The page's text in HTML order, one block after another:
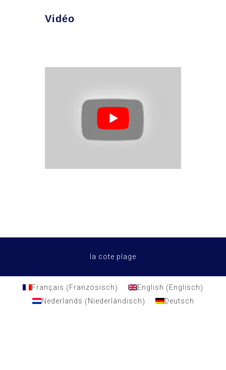
Vidéo
la cote plage
Français (Französisch) English (Englisch)
Nederlands (Niederländisch) Deutsch